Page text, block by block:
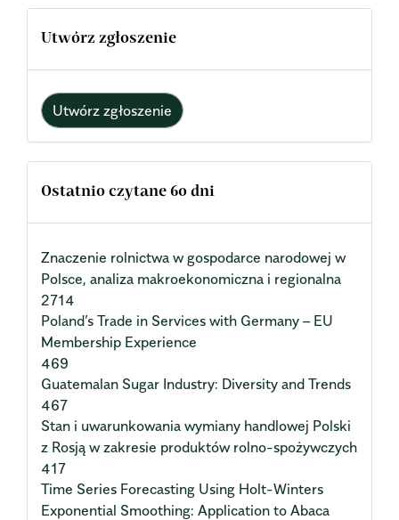
Utwórz zgłoszenie
Utwórz zgłoszenie
Ostatnio czytane 60 dni
Znaczenie rolnictwa w gospodarce narodowej w
Polsce, analiza makroekonomiczna i regionalna
2714
Poland’s Trade in Services with Germany – EU
Membership Experience
469
Guatemalan Sugar Industry: Diversity and Trends
467
Stan i uwarunkowania wymiany handlowej Polski
z Rosją w zakresie produktów rolno-spożywczych
417
Time Series Forecasting Using Holt-Winters
Exponential Smoothing: Application to Abaca